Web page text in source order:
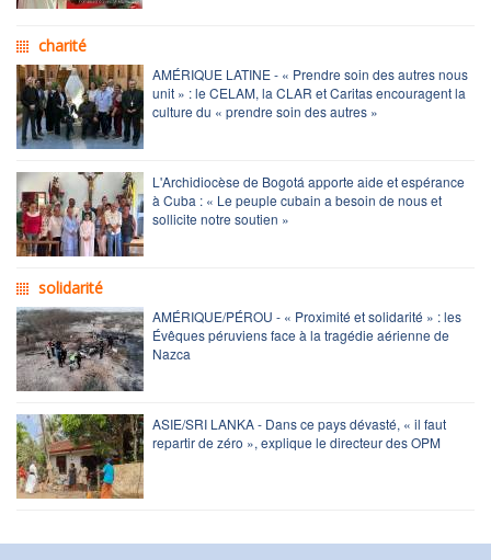
charité
AMÉRIQUE LATINE - « Prendre soin des autres nous
unit » : le CELAM, la CLAR et Caritas encouragent la
culture du « prendre soin des autres »
L'Archidiocèse de Bogotá apporte aide et espérance
à Cuba : « Le peuple cubain a besoin de nous et
sollicite notre soutien »
solidarité
AMÉRIQUE/PÉROU - « Proximité et solidarité » : les
Évêques péruviens face à la tragédie aérienne de
Nazca
ASIE/SRI LANKA - Dans ce pays dévasté, « il faut
repartir de zéro », explique le directeur des OPM